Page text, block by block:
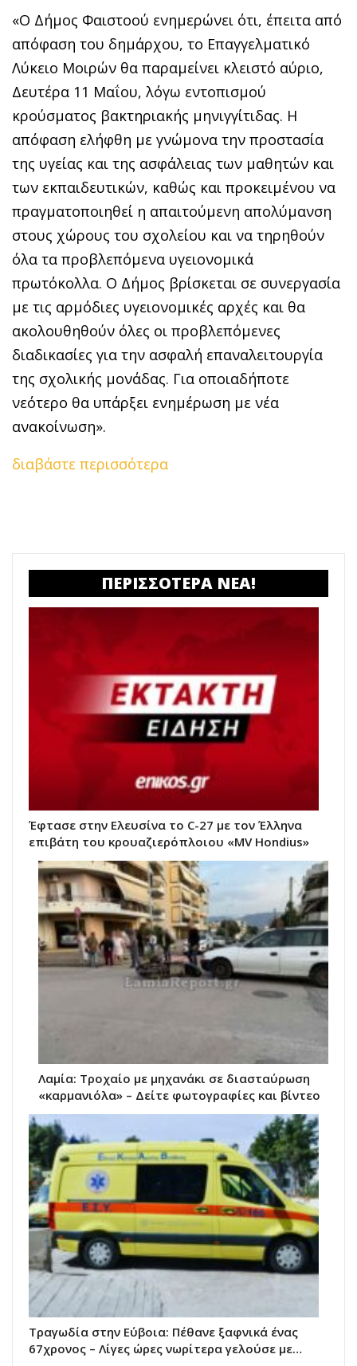
«Ο Δήμος Φαιστoού ενημερώνει ότι, έπειτα από
απόφαση του δημάρχου, το Επαγγελματικό
Λύκειο Μοιρών θα παραμείνει κλειστό αύριο,
Δευτέρα 11 Μαΐου, λόγω εντοπισμού
κρούσματος βακτηριακής μηνιγγίτιδας. Η
απόφαση ελήφθη με γνώμονα την προστασία
της υγείας και της ασφάλειας των μαθητών και
των εκπαιδευτικών, καθώς και προκειμένου να
πραγματοποιηθεί η απαιτούμενη απολύμανση
στους χώρους του σχολείου και να τηρηθούν
όλα τα προβλεπόμενα υγειονομικά
πρωτόκολλα. Ο Δήμος βρίσκεται σε συνεργασία
με τις αρμόδιες υγειονομικές αρχές και θα
ακολουθηθούν όλες οι προβλεπόμενες
διαδικασίες για την ασφαλή επαναλειτουργία
της σχολικής μονάδας. Για οποιαδήποτε
νεότερο θα υπάρξει ενημέρωση με νέα
ανακοίνωση».
διαβάστε περισσότερα
ΠΕΡΙΣΣΟΤΕΡΑ ΝΕΑ!
Έφτασε στην Ελευσίνα το C-27 με τον Έλληνα
επιβάτη του κρουαζιερόπλοιου «MV Hondius»
Λαμία: Τροχαίο με μηχανάκι σε διασταύρωση
«καρμανιόλα» – Δείτε φωτογραφίες και βίντεο
Τραγωδία στην Εύβοια: Πέθανε ξαφνικά ένας
67χρονος – Λίγες ώρες νωρίτερα γελούσε με…